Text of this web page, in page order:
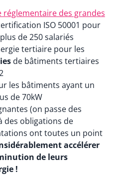
des grandes
ISO 50001 pour
de 250 salariés
tertiaire pour les
de bâtiments tertiaires
les bâtiments ayant un
de 70kW
(on passe des
des obligations de
ont toutes un point
accélérer
de leurs
!